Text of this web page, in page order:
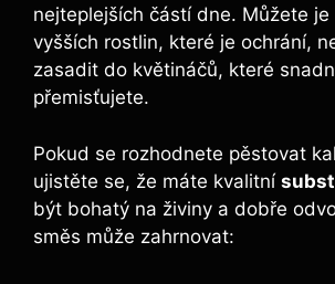
nejteplejších částí⁢ dne. Můžete
vyšších ⁢rostlin, které je ochrání,
zasadit do‍ květináčů, které
přemisťujete.
Pokud se rozhodnete pěstovat
ujistěte se, že máte kvalitní
být‍ bohatý na živiny a dobře
směs může zahrnovat: